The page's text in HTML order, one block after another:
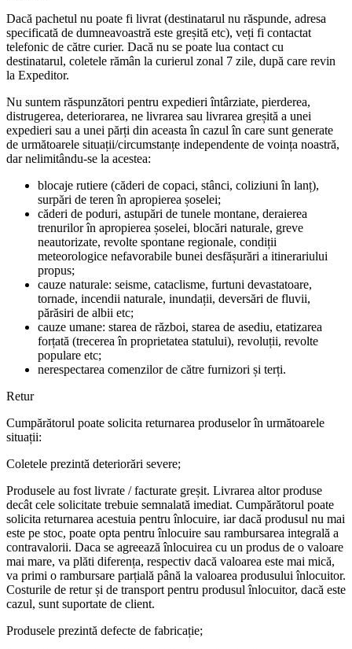
Dacă pachetul nu poate fi livrat (destinatarul nu răspunde, adresa
specificată de dumneavoastră este greșită etc), veți fi contactat
telefonic de către curier. Dacă nu se poate lua contact cu
destinatarul, coletele rămân la curierul zonal 7 zile, după care revin
la Expeditor.
Nu suntem răspunzători pentru expedieri întârziate, pierderea,
distrugerea, deteriorarea, ne livrarea sau livrarea greșită a unei
expedieri sau a unei părți din aceasta în cazul în care sunt generate
de următoarele situații/circumstanțe independente de voința noastră,
dar nelimitându-se la acestea:
blocaje rutiere (căderi de copaci, stânci, coliziuni în lanț),
surpări de teren în apropierea șoselei;
căderi de poduri, astupări de tunele montane, deraierea
trenurilor în apropierea șoselei, blocări naturale, greve
neautorizate, revolte spontane regionale, condiții
meteorologice nefavorabile bunei desfășurări a itinerariului
propus;
cauze naturale: seisme, cataclisme, furtuni devastatoare,
tornade, incendii naturale, inundații, deversări de fluvii,
părăsiri de albii etc;
cauze umane: starea de război, starea de asediu, etatizarea
forțată (trecerea în proprietatea statului), revoluții, revolte
populare etc;
nerespectarea comenzilor de către furnizori și terți.
Retur
Cumpărătorul poate solicita returnarea produselor în următoarele
situații:
Coletele prezintă deteriorări severe;
Produsele au fost livrate / facturate greșit. Livrarea altor produse
decât cele solicitate trebuie semnalată imediat. Cumpărătorul poate
solicita returnarea acestuia pentru înlocuire, iar dacă produsul nu mai
este pe stoc, poate opta pentru înlocuire sau rambursarea integrală a
contravalorii. Daca se agreează înlocuirea cu un produs de o valoare
mai mare, va plăti diferența, respectiv dacă valoarea este mai mică,
va primi o rambursare parțială până la valoarea produsului înlocuitor.
Costurile de retur și de transport pentru produsul înlocuitor, dacă este
cazul, sunt suportate de client.
Produsele prezintă defecte de fabricație;